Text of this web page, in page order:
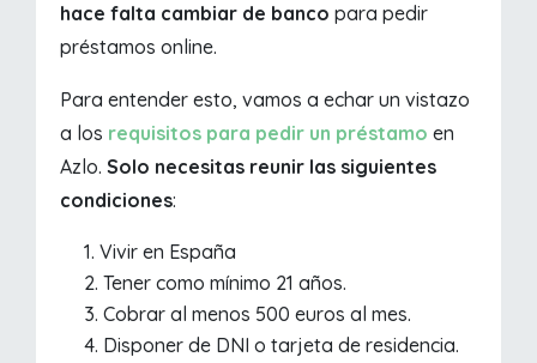
hace falta cambiar de bancopara pedir
préstamos online.
Para entender esto, vamos a echar un vistazo
a los requisitos para pedir un préstamo en
Azlo.Solo necesitas reunir las siguientes
condiciones:
Vivir en España
Tener como mínimo 21 años.
Cobrar al menos 500 euros al mes.
Disponer de DNI o tarjeta de residencia.